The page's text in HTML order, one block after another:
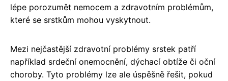
lépe porozumět nemocem a zdravotním problémům,
které se srstkům mohou vyskytnout.
Mezi nejčastější zdravotní problémy srstek patří
například srdeční onemocnění, dýchací obtíže či oční
choroby. Tyto problémy lze ale úspěšně řešit, pokud